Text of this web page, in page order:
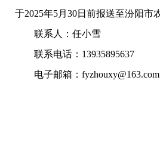
于2025年5月 30日前报送至汾阳市
联系人： 任小雪
联系电话： 13935895637
电子邮箱： fyzhouxy@163.com